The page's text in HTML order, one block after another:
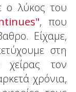
ο λύκος του
, που
Είχαμε,
στη
τον
χρόνια,